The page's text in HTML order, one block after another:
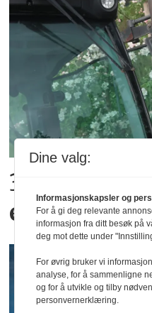
300 kroner
epler og
Dine valg:
Informasjonskapsler og
For å gi deg relevante
informasjon fra ditt besøk på
deg mot dette under
For øvrig bruker vi
analyse, for å sammenligne
og for å utvikle og tilby
personvernerklæring.